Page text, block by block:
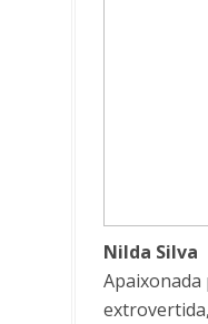
Nilda Silva
Apaixonada